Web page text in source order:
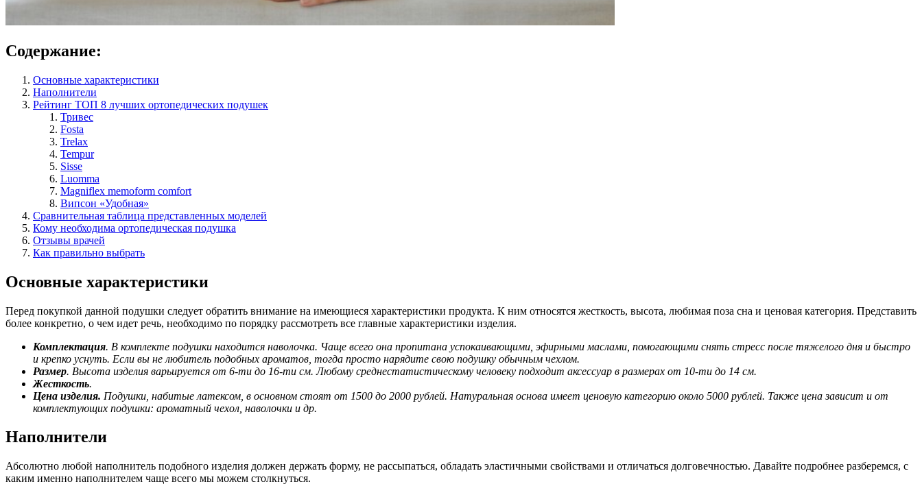
Содержание:
Основные характеристики
Наполнители
Рейтинг ТОП 8 лучших ортопедических подушек
Тривес
Fosta
Trelax
Tempur
Sisse
Luomma
Magniflex memoform comfort
Випсон «Удобная»
Сравнительная таблица представленных моделей
Кому необходима ортопедическая подушка
Отзывы врачей
Как правильно выбрать
Основные характеристики
Перед покупкой данной подушки следует обратить внимание на имеющиеся характеристики продукта. К ним относятся жесткость, высота, любимая поза сна и ценовая категория. Представить
более конкретно, о чем идет речь, необходимо по порядку рассмотреть все главные характеристики изделия.
Комплектация. В комплекте подушки находится наволочка. Чаще всего она пропитана успокаивающими, эфирными маслами, помогающими снять стресс после тяжелого дня и быстро
и крепко уснуть. Если вы не любитель подобных ароматов, тогда просто нарядите свою подушку обычным чехлом.
Размер. Высота изделия варьируется от 6-ти до 16-ти см. Любому среднестатистическому человеку подходит аксессуар в размерах от 10-ти до 14 см.
Жесткость.
Цена изделия. Подушки, набитые латексом, в основном стоят от 1500 до 2000 рублей. Натуральная основа имеет ценовую категорию около 5000 рублей. Также цена зависит и от
комплектующих подушки: ароматный чехол, наволочки и др.
Наполнители
Абсолютно любой наполнитель подобного изделия должен держать форму, не рассыпаться, обладать эластичными свойствами и отличаться долговечностью. Давайте подробнее разберемся, с
каким именно наполнителем чаще всего мы можем столкнуться.